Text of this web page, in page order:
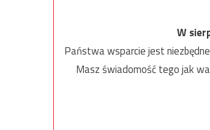
W
Państwa wsparcie jest
Masz świadomość tego jak